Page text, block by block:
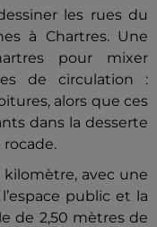
les rues du
à Chartres. Une
pour mixer
de circulation :
alors que ces
dans la desserte
rocade.
kilomètre, avec une
public et la
de 2,50 mètres de